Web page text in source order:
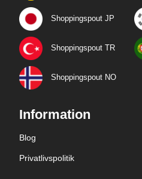
Shoppingspout JP
Shoppingspout TR
Shoppingspout NO
Information
Blog
Privatlivspolitik